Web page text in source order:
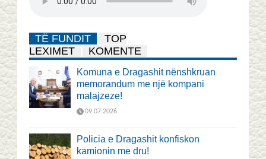
TË FUNDIT
TOP
LEXIMET
KOMENTE
Komuna e Dragashit nënshkruan
memorandum me një kompani
malajzeze!
09.07.2026
Policia e Dragashit konfiskon
kamionin me dru!